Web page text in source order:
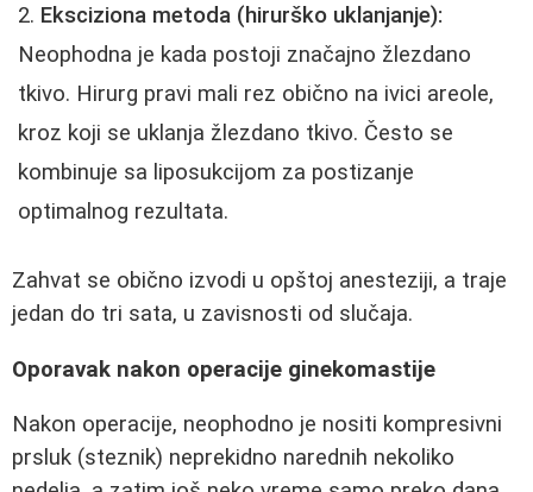
Eksciziona metoda (hirurško uklanjanje):
Neophodna je kada postoji značajno žlezdano
tkivo. Hirurg pravi mali rez obično na ivici areole,
kroz koji se uklanja žlezdano tkivo. Često se
kombinuje sa liposukcijom za postizanje
optimalnog rezultata.
Zahvat se obično izvodi u opštoj anesteziji, a traje
jedan do tri sata, u zavisnosti od slučaja.
Oporavak nakon operacije ginekomastije
Nakon operacije, neophodno je nositi kompresivni
prsluk (steznik) neprekidno narednih nekoliko